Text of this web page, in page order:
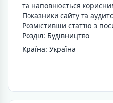
та наповнюється
Показники сайту та
Розмістивши статтю з
Розділ: Будівництво
Країна: Україна